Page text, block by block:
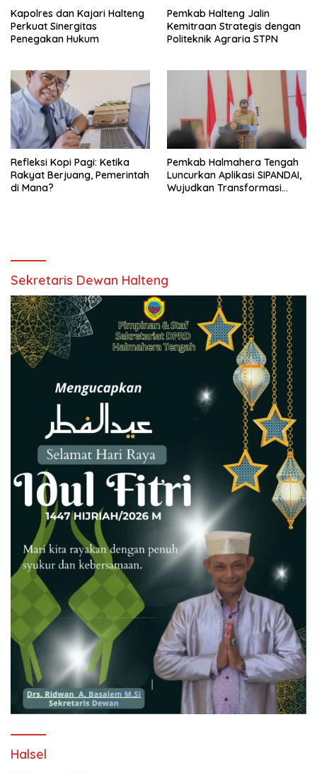
Kapolres dan Kajari Halteng
Perkuat Sinergitas
Penegakan Hukum
Pemkab Halteng Jalin
Kemitraan Strategis dengan
Politeknik Agraria STPN
Refleksi Kopi Pagi: Ketika
Rakyat Berjuang, Pemerintah
di Mana?
Pemkab Halmahera Tengah
Luncurkan Aplikasi SIPANDAI,
Wujudkan Transformasi
Sekretaris Dewan Halteng
Halsel